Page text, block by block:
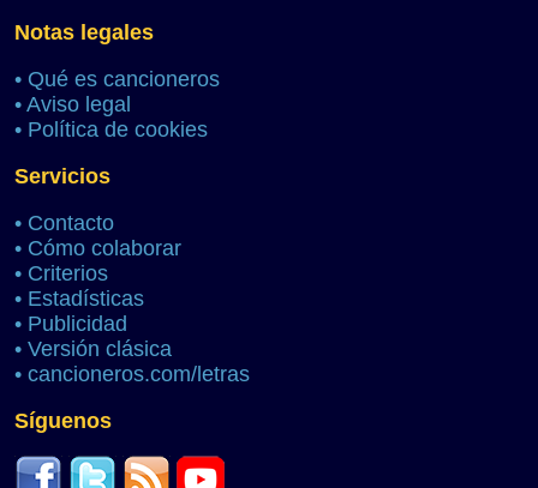
Notas legales
• Qué es cancioneros
• Aviso legal
• Política de cookies
Servicios
• Contacto
• Cómo colaborar
• Criterios
• Estadísticas
• Publicidad
• Versión clásica
• cancioneros.com/letras
Síguenos